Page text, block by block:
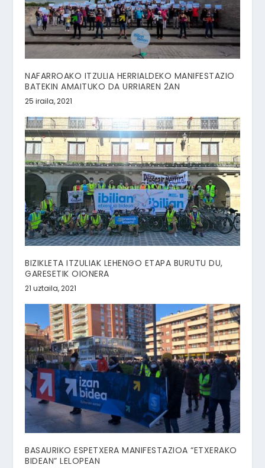
NAFARROAKO ITZULIA HERRIALDEKO MANIFESTAZIO
BATEKIN AMAITUKO DA URRIAREN 2AN
25 iraila, 2021
BIZIKLETA ITZULIAK LEHENGO ETAPA BURUTU DU,
GARESETIK OIONERA
21 uztaila, 2021
BASAURIKO ESPETXERA MANIFESTAZIOA “ETXERAKO
BIDEAN” LELOPEAN